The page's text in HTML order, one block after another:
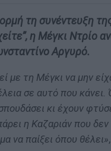
τη συνέντευξη
η Μέγκι Ντρίο
Αργυρό.
με τη Μέγκι να μην
σε αυτό που κάνει.
κι έχουν
η Καζαριάν που
να παίξει όπου θέλει»